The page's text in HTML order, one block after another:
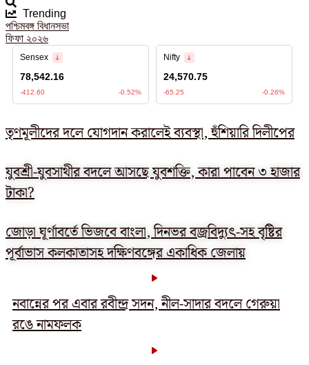
Trending
পশ্চিমবঙ্গ বিধানসভা
ফিফা ২০২৬
তৃণমূলীদের দলে যোগদান করালেই ব্যবস্থা, হুঁশিয়ারি দিলীপের
যুবশ্রী-যুবসাথীর বদলে আসছে যুবশক্তি, কারা পাবেন ৩ হাজার
টাকা?
জোড়া ঘূর্ণাবর্তে ভিজবে বাংলা, দিনভর বজ্রবিদ্যুৎ-সহ বৃষ্টির
পূর্বাভাস কলকাতাসহ দক্ষিণবঙ্গের একাধিক জেলায়
নবান্নের পর এবার রবীন্দ্র সদন, নীল-সাদার বদলে গেরুয়া
রঙে নামফলক